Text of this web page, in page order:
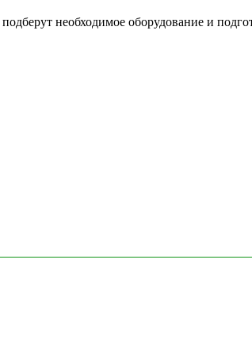
необходимое оборудование и